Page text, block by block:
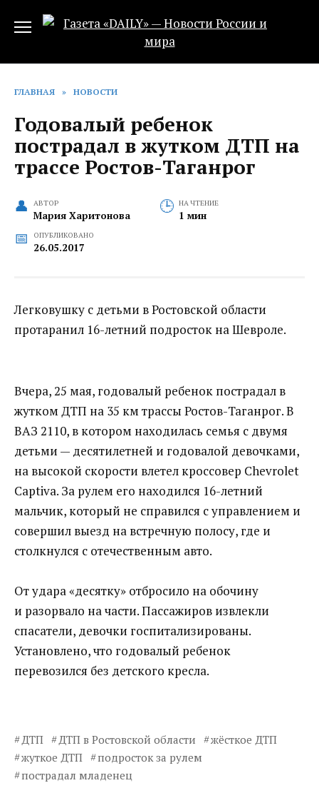
ГЛАВНАЯ » НОВОСТИ
Годовалый ребенок
пострадал в жутком ДТП на
трассе Ростов-Таганрог
АВТОР
Мария Харитонова
НА ЧТЕНИЕ
1 мин
ОПУБЛИКОВАНО
26.05.2017
Легковушку с детьми в Ростовской области
протаранил 16-летний подросток на Шевроле.
Вчера, 25 мая, годовалый ребенок пострадал в
жутком ДТП на 35 км трассы Ростов-Таганрог. В
ВАЗ 2110, в котором находилась семья с двумя
детьми — десятилетней и годовалой девочками,
на высокой скорости влетел кроссовер Chevrolet
Captiva. За рулем его находился 16-летний
мальчик, который не справился с управлением и
совершил выезд на встречную полосу, где и
столкнулся с отечественным авто.
От удара «десятку» отбросило на обочину
и разорвало на части. Пассажиров извлекли
спасатели, девочки госпитализированы.
Установлено, что годовалый ребенок
перевозился без детского кресла.
ДТП ДТП в Ростовской области
жёсткое ДТП
жуткое ДТП
подросток за рулем
пострадал младенец